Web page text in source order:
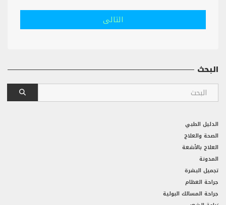
التالى
البحث
الدليل الطبي
الصحة والعلاج
العلاج بالأشعة
المدونة
تجميل البشرة
جراحة العظام
جراحة المسالك البولية